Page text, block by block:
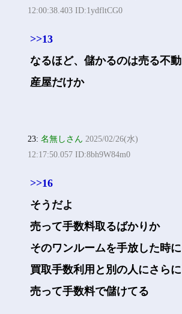
12:00:38.403 ID:1ydfltCG0
>>13
なるほど、儲かるのは売る不動
産屋だけか
23:名無しさん 2025/02/26(水)
12:17:50.057 ID:8bh9W84m0
>>16
そうだよ
売って手数料取るばかりか
そのワンルームを手放した時に
買取手数利用と別の人にさらに
売って手数料で儲けてる